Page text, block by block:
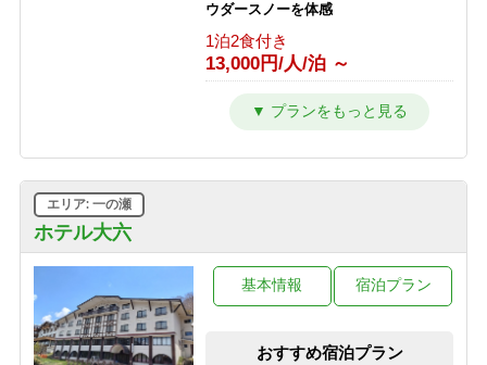
ウダースノーを体感
1泊2食付き
13,000円/人/泊 ～
【1泊2食プラン】大地の恵みコース
志賀高原の自然と高天ヶ原温泉をたの
1泊2食付き
10,000円/人/泊 ～
たのしむ旅へ ＜最終チェックイン21時
ホテル大六
エリア: 一の瀬
基本情報 宿泊プラン
おすすめ宿泊プラン